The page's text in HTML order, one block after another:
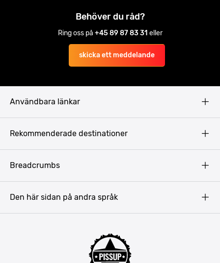
Behöver du råd?
Ring oss på +45 89 87 83 31 eller
skicka ett meddelande
Användbara länkar
Rekommenderade destinationer
Breadcrumbs
Den här sidan på andra språk